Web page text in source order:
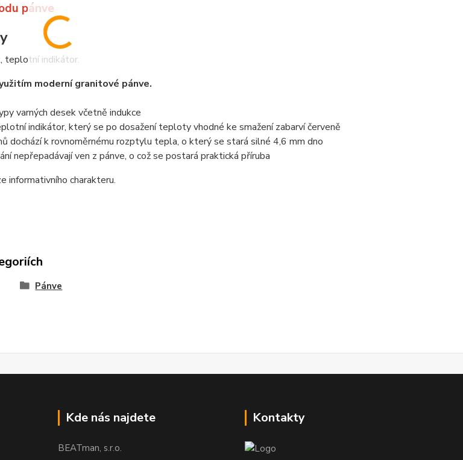
pánve
teplotní indikátor.
moderní granitové pánve.
varných desek včetně indukce
indikátor, který se po dosažení teploty vhodné ke smažení zabarví červeně
dochází k rovnoměrnému rozptylu tepla, o který se stará silné 4,6 mm dno
nepřepadávají ven z pánve, o což se postará praktická příruba
informativního charakteru.
Pánve
Kde nás najdete
BEATman, s.r.o.
Kontakty